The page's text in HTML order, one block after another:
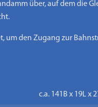
über, auf dem die
um den Zugang zur
c.a. 141B x 19L x